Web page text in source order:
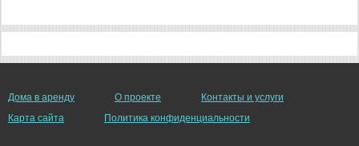
Дома в аренду О проекте
Контакты и услуги
Карта сайта
Политика конфиденциальности